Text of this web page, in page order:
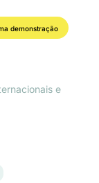
demonstração
e